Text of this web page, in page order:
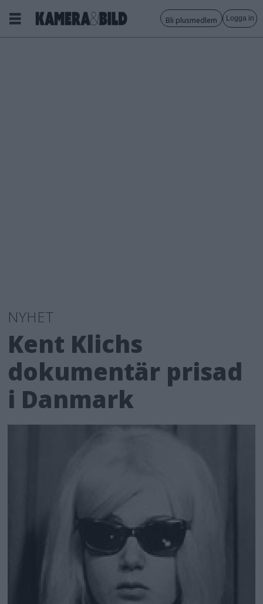
Bli plusmedlem Logga in
NYHET
Kent Klichs
dokumentär prisad
i Danmark